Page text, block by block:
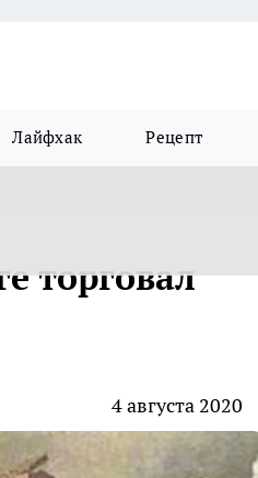
Лайфхак Рецепт
торговал
4 августа 2020